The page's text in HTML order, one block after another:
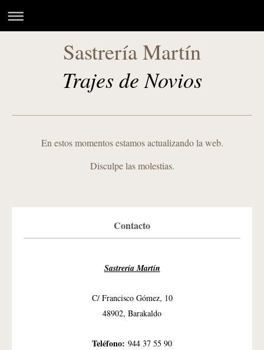
Sastrería Martín
Trajes de Novios
En estos momentos estamos actualizando la web.
Disculpe las molestias.
Contacto
Sastrería Martín
C/ Francisco Gómez, 10
48902, Barakaldo
Teléfono: 944 37 55 90